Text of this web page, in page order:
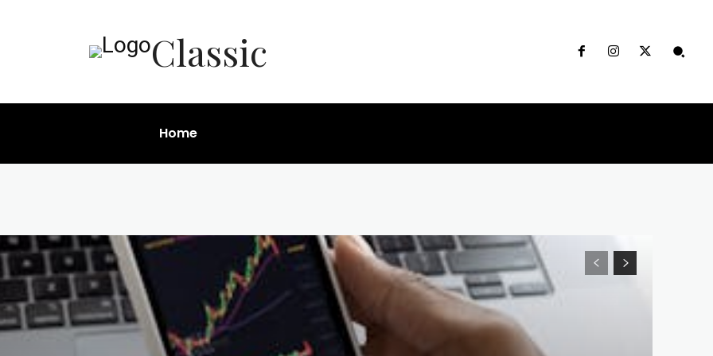
Classic
Home